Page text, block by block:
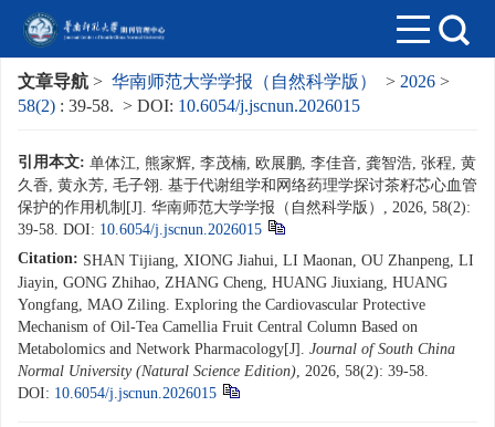
文章导航 > 华南师范大学学报（自然科学版） > 2026 >
58(2) : 39-58. > DOI: 10.6054/j.jscnun.2026015
引用本文: 单体江, 熊家辉, 李茂楠, 欧展鹏, 李佳音, 龚智浩, 张程, 黄
久香, 黄永芳, 毛子翎. 基于代谢组学和网络药理学探讨茶籽芯心血管
保护的作用机制[J]. 华南师范大学学报（自然科学版）, 2026, 58(2):
39-58. DOI: 10.6054/j.jscnun.2026015
Citation: SHAN Tijiang, XIONG Jiahui, LI Maonan, OU Zhanpeng, LI
Jiayin, GONG Zhihao, ZHANG Cheng, HUANG Jiuxiang, HUANG
Yongfang, MAO Ziling. Exploring the Cardiovascular Protective
Mechanism of Oil-Tea Camellia Fruit Central Column Based on
Metabolomics and Network Pharmacology[J]. Journal of South China
Normal University (Natural Science Edition), 2026, 58(2): 39-58.
DOI: 10.6054/j.jscnun.2026015